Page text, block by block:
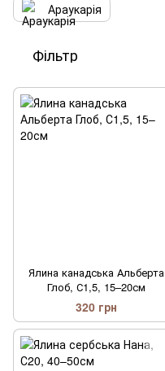
Араукарія
Фільтр
Ялина канадська Альберта
Глоб, С1,5, 15–20см
320 грн